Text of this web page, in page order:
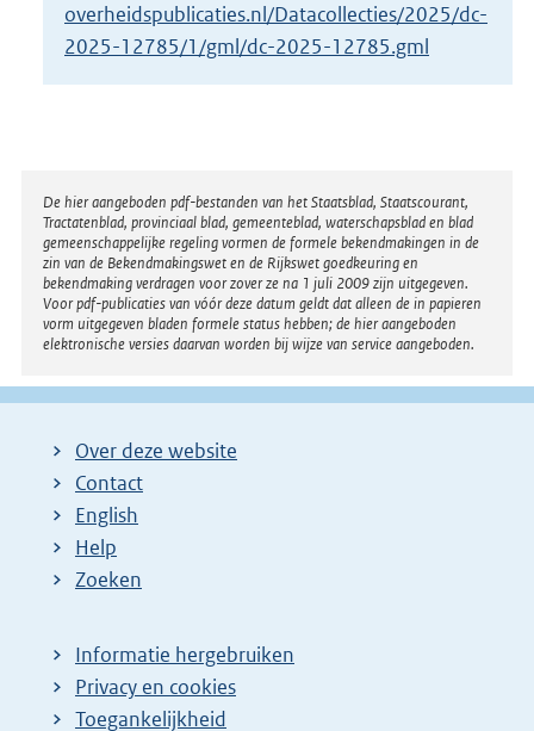
overheidspublicaties.nl/Datacollecties/2025/dc-
2025-12785/1/gml/dc-2025-12785.gml
Disclaimer
De hier aangeboden pdf-bestanden van het Staatsblad, Staatscourant,
Tractatenblad, provinciaal blad, gemeenteblad, waterschapsblad en blad
gemeenschappelijke regeling vormen de formele bekendmakingen in de
zin van de Bekendmakingswet en de Rijkswet goedkeuring en
bekendmaking verdragen voor zover ze na 1 juli 2009 zijn uitgegeven.
Voor pdf-publicaties van vóór deze datum geldt dat alleen de in papieren
vorm uitgegeven bladen formele status hebben; de hier aangeboden
elektronische versies daarvan worden bij wijze van service aangeboden.
Over deze website
Contact
English
Help
Zoeken
Informatie hergebruiken
Privacy en cookies
Toegankelijkheid